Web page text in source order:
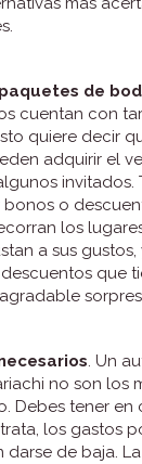
de
cuentan con
quiere decir
adquirir el
invitados.
o
los
a sus
que
. Un
no son los
Debes tener en
los gastos
darse de baja.